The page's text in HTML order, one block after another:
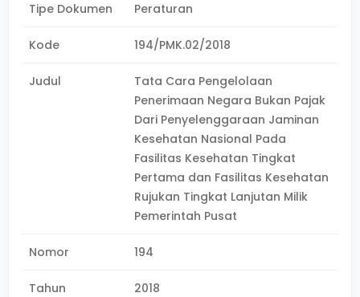
Tipe Dokumen Peraturan
Kode 194/PMK.02/2018
Judul
Tata Cara Pengelolaan
Penerimaan Negara Bukan Pajak
Dari Penyelenggaraan Jaminan
Kesehatan Nasional Pada
Fasilitas Kesehatan Tingkat
Pertama dan Fasilitas Kesehatan
Rujukan Tingkat Lanjutan Milik
Pemerintah Pusat
Nomor 194
Tahun 2018